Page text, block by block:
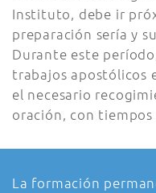
Instituto, debe ir
preparación sería y
Durante este
trabajos apostólicos
el necesario
oración, con tiempos
La formación